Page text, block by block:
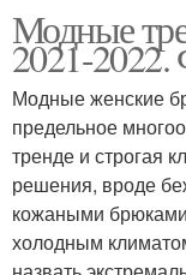
Модные
2021-2022.
Модные женские
предельное
тренде и строгая
решения, вроде
кожаными
холодным